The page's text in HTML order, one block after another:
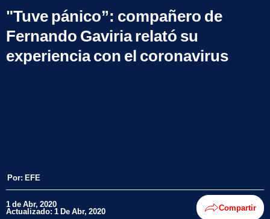
"Tuve pánico”: compañero de
Fernando Gaviria relató su
experiencia con el coronavirus
Por: EFE
1 de Abr, 2020
Actualizado: 1 De Abr, 2020 Compartir